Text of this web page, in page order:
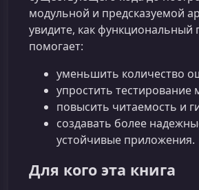
модульной и предсказуемой
увидите, как функциональный
помогает:
уменьшить количество
упростить тестирование
повысить читаемость и
создавать более
устойчивые приложения.
Для кого эта книга